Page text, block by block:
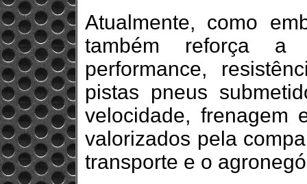
Atualmente, como
também reforça a
performance,
pistas pneus
velocidade, frenagem
valorizados pela
transporte e o